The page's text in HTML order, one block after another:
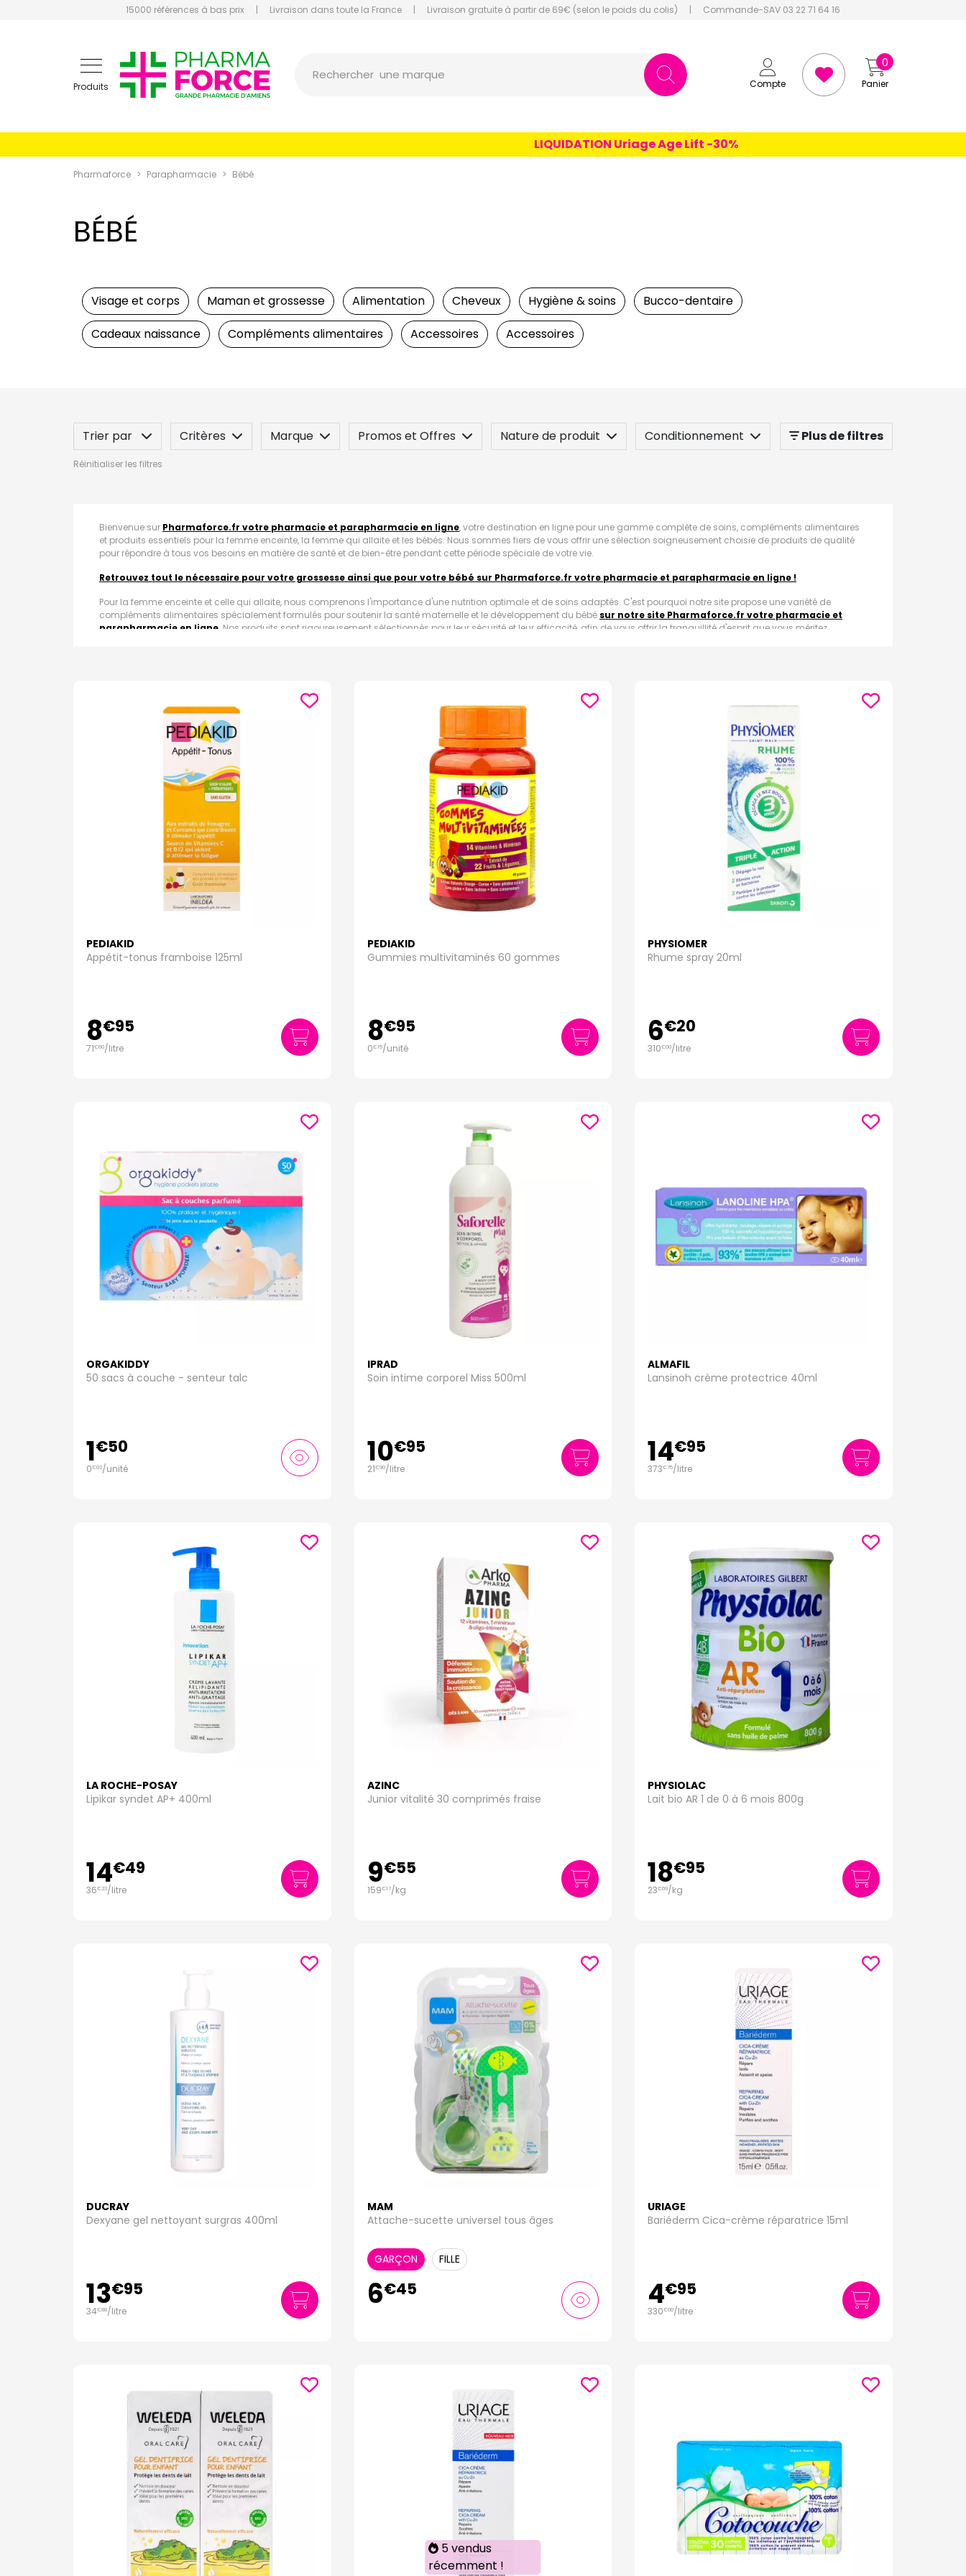
15000 références à bas prix | Livraison dans toute la France | Livraison gratuite à partir de 69€ (selon le poids du colis) | Commande-SAV 03 22 71 64 16
Produits Compte Panier
0
Rechercher
un conseil
LIQUIDATION Uriage Age Lift -30%
Pharmaforce Parapharmacie Bébé
BÉBÉ
Visage et corps Maman et grossesse Alimentation Cheveux Hygiène & soins
Bucco-dentaire
Cadeaux naissance
Compléments alimentaires Accessoires Accessoires
Trier par Critères Marque Promos et Offres Nature de produit
Conditionnement
Spécificité
Plus de filtres
Réinitialiser les filtres
Bienvenue sur Pharmaforce.fr votre pharmacie et parapharmacie en ligne, votre destination en ligne pour une gamme complète de soins, compléments alimentaires
et produits essentiels pour la femme enceinte, la femme qui allaite et les bébés. Nous sommes fiers de vous offrir une sélection soigneusement choisie de produits de qualité
pour répondre à tous vos besoins en matière de santé et de bien-être pendant cette période spéciale de votre vie.
Retrouvez tout le nécessaire pour votre grossesse ainsi que pour votre bébé sur Pharmaforce.fr votre pharmacie et parapharmacie en ligne !
Pour la femme enceinte et celle qui allaite, nous comprenons l'importance d'une nutrition optimale et de soins adaptés. C'est pourquoi notre site propose une variété de
compléments alimentaires spécialement formulés pour soutenir la santé maternelle et le développement du bébé sur notre site Pharmaforce.fr votre pharmacie et
parapharmacie en ligne . Nos produits sont rigoureusement sélectionnés pour leur sécurité et leur efficacité, afin de vous offrir la tranquillité d'esprit que vous méritez
accessoires essentiels. Que vous cherchiez des couches douces et confortables, des lingettes hypoallergéniques, des produits de bain doux et sûrs, ou des biberons et des
tétines de qualité supérieure, vous trouverez tout ce dont vous avez besoin pour prendre soin de votre petit trésor
parapharmacie en ligne.
Retrouvez tout le nécessaire pour votre grossesse ainsi que pour votre bébé sur Pharmaforce.fr votre pharmacie et parapharmacie en ligne !
Nous comprenons que la santé et le bien-être de votre famille sont votre priorité absolue, c'est pourquoi nous nous engageons à vous fournir des produits de la plus haute
qualité, fabriqués par des marques de confiance et approuvés par des professionnels de la santé. Notre équipe de pharmaciens est également disponible pour répondre à
toutes vos questions et vous fournir des conseils personnalisés pour vous aider à faire les meilleurs choix pour vous et votre bébé
sur Pharmaforce.fr votre pharmacie et
Retrouvez tout le nécessaire pour votre grossesse ainsi que pour votre bébé sur Pharmaforce.fr votre pharmacie et parapharmacie en ligne !
Chez Pharmaforce.fr, nous sommes là pour vous accompagner à chaque étape de votre voyage vers la maternité et au-delà. Parcourez
notre site Pharmaforce.fr votre
pharmacie et parapharmacie en ligne
dès aujourd'hui pour découvrir notre sélection exceptionnelle de produits pour la femme enceinte, la femme qui allaite et les bébés,
et faites de votre santé et de celle de votre famille une priorité absolue.
Retrouvez tout le nécessaire pour votre grossesse ainsi que pour votre bébé sur Pharmaforce.fr votre pharmacie et parapharmacie en ligne !
PEDIAKID
Appétit-tonus framboise 125ml
8€95
71€60/litre
PEDIAKID
Gummies multivitaminés 60 gommes
8€95
0€15/unité
PHYSIOMER
Rhume spray 20ml
6€20
310€00/litre
ORGAKIDDY
50 sacs à couche - senteur talc
1€50
0€03/unité
IPRAD
Soin intime corporel Miss 500ml
10€95
21€90/litre
ALMAFIL
Lansinoh crème protectrice 40ml
14€95
373€75/litre
LA ROCHE-POSAY
Lipikar syndet AP+ 400ml
14€49
36€23/litre
AZINC
Junior vitalité 30 comprimés fraise
9€55
159€17/kg
PHYSIOLAC
Lait bio AR 1 de 0 à 6 mois 800g
18€95
23€69/kg
DUCRAY
Dexyane gel nettoyant surgras 400ml
13€95
34€88/litre
MAM
Attache-sucette universel tous âges
GARÇON FILLE
6€45
URIAGE
Bariéderm Cica-crème réparatrice 15ml
4€95
330€00/litre
5 vendus
récemment !